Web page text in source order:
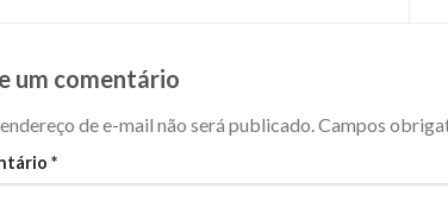
um comentário
de e-mail não será publicado.Campos
*